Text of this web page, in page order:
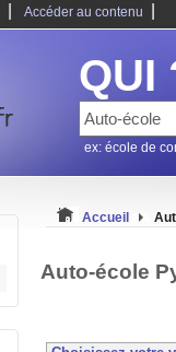
Accéder au contenu
QUI
ex: école de
Accueil
Auto-école